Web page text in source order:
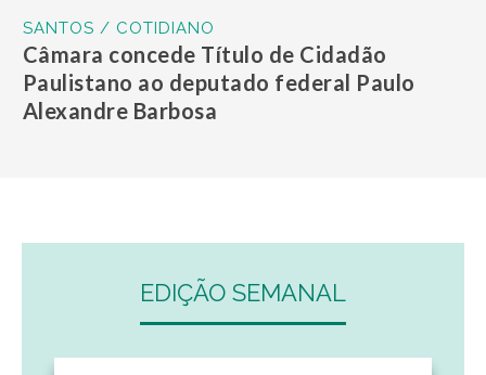
SANTOS / COTIDIANO
Câmara concede Título de Cidadão
Paulistano ao deputado federal Paulo
Alexandre Barbosa
EDIÇÃO SEMANAL